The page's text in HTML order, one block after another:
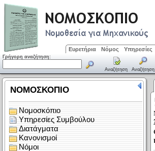
Ευρετήρια Νόμος Υπηρεσίες
Γρήγορη αναζήτηση:
Αναζήτηση Αναζήτηση